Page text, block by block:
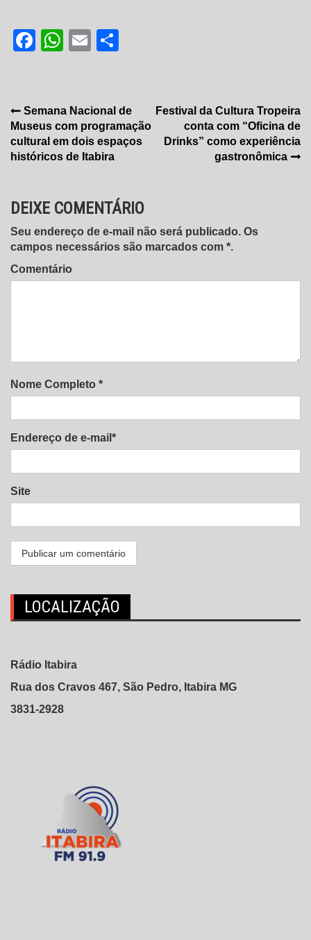
Facebook
WhatsApp
Email
Navegação
de
Post
Semana Nacional de
Museus com programação
cultural em dois espaços
históricos de Itabira
Festival da Cultura Tropeira
conta com “Oficina de
Drinks” como experiência
gastronômica
DEIXE COMENTÁRIO
Seu endereço de e-mail não será publicado. Os
campos necessários são marcados com *.
Comentário
Nome Completo *
Endereço de e-mail*
Site
LOCALIZAÇÃO
Rádio Itabira
Rua dos Cravos 467, São Pedro, Itabira MG
3831-2928